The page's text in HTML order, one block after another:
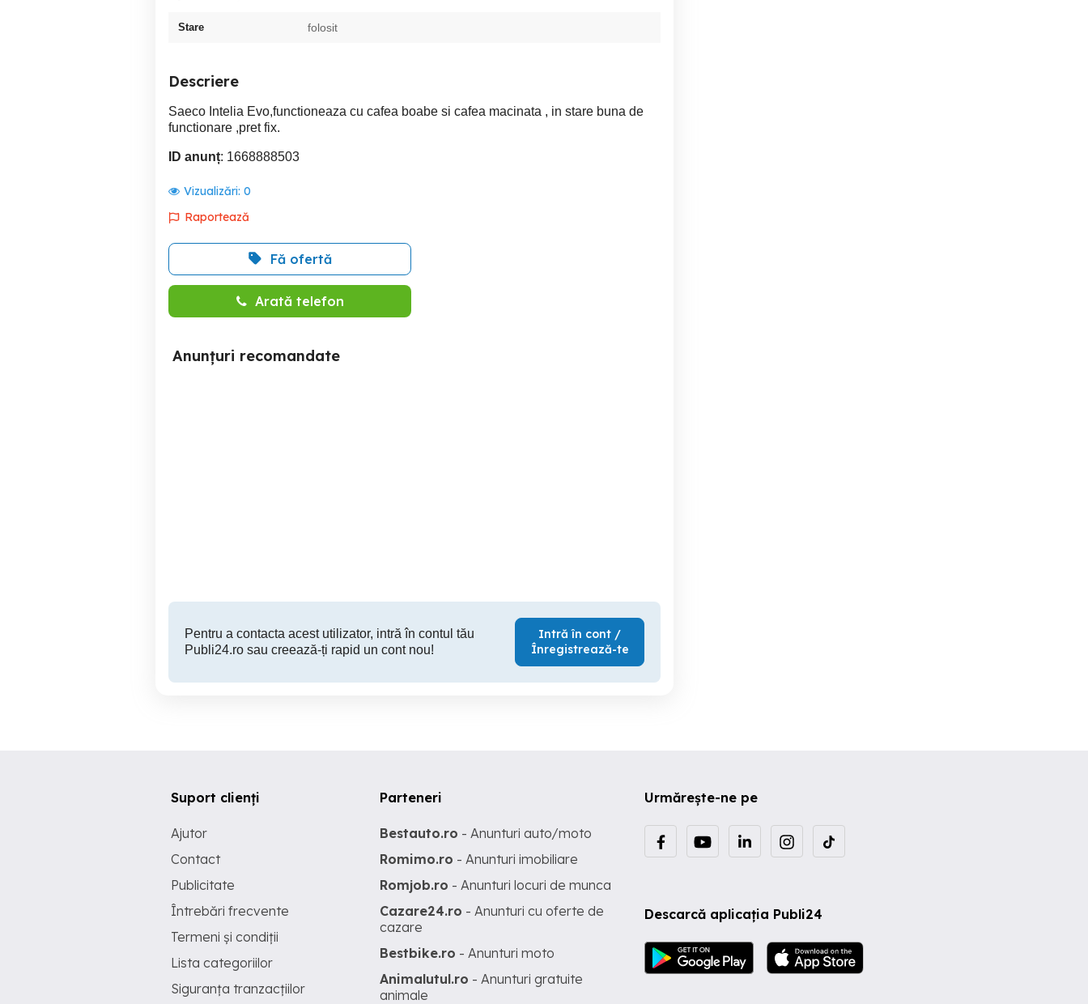
Stare folosit
Descriere
Saeco Intelia Evo,functioneaza cu cafea boabe si cafea macinata , in stare buna de
functionare ,pret fix.
ID anunț: 1668888503
Vizualizări: 0
Raportează
Fă ofertă
Arată telefon
Anunțuri recomandate
Pentru a contacta acest utilizator, intră în contul tău
Publi24.ro sau creează-ți rapid un cont nou!
Intră în cont /
Înregistrează-te
Urmărește-ne pe
Descarcă aplicația Publi24
Suport clienți
Ajutor
Contact
Publicitate
Întrebări frecvente
Termeni și condiții
Lista categoriilor
Siguranța tranzacțiilor
Parteneri
Bestauto.ro - Anunturi auto/moto
Romimo.ro - Anunturi imobiliare
Romjob.ro - Anunturi locuri de munca
Cazare24.ro - Anunturi cu oferte de
cazare
Bestbike.ro - Anunturi moto
Animalutul.ro - Anunturi gratuite
animale